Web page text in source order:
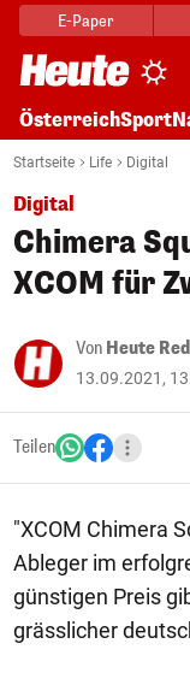
E-Paper
ÖsterreichSport
Startseite Life Digital
Digital
Chimera
XCOM für
Von Heute
13.09.2021,
Teilen
"XCOM Chimera
Ableger im
günstigen Preis
grässlicher